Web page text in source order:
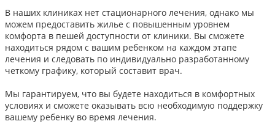
В наших клиниках нет стационарного лечения, однако мы
можем предоставить жилье с повышенным уровнем
комфорта в пешей доступности от клиники. Вы сможете
находиться рядом с вашим ребенком на каждом этапе
лечения и следовать по индивидуально разработанному
четкому графику, который составит врач.
Мы гарантируем, что вы будете находиться в комфортных
условиях и сможете оказывать всю необходимую поддержку
вашему ребенку во время лечения.